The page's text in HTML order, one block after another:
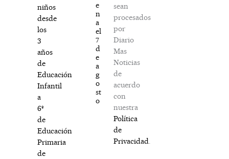
niños
desde
los
3
años
de
Educación
Infantil
a
6º
de
Educación
Primaria
de
e
n
a
el
7
d
e
a
g
o
st
o
sean
procesados
por
Diario
Mas
Noticias
de
acuerdo
con
nuestra
Política
de
Privacidad